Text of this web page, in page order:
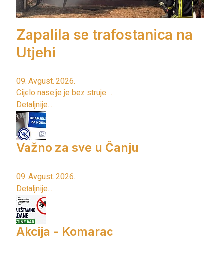
Zapalila se trafostanica na
Utjehi
09. Avgust. 2026.
Cijelo naselje je bez struje ...
Detaljnije...
Važno za sve u Čanju
09. Avgust. 2026.
Detaljnije...
Akcija - Komarac